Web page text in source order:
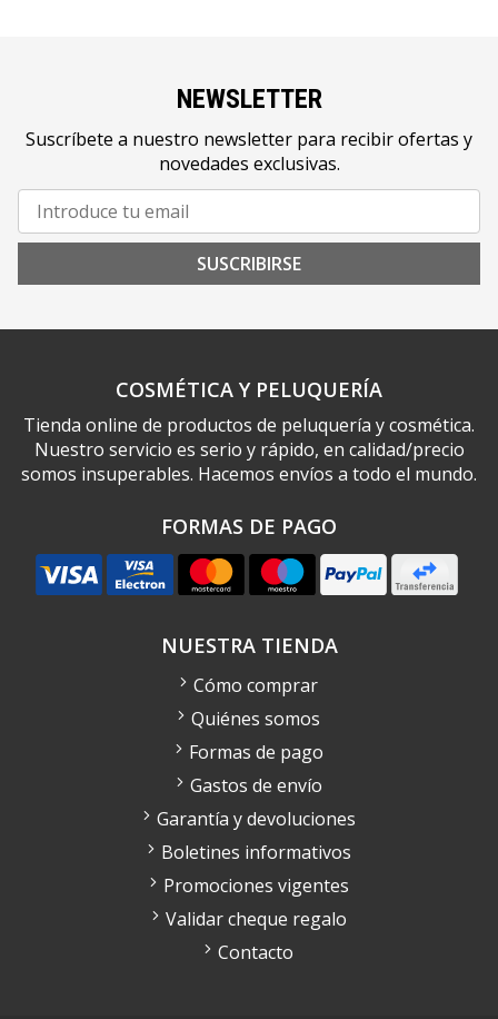
NEWSLETTER
Suscríbete a nuestro newsletter para recibir ofertas y
novedades exclusivas.
SUSCRIBIRSE
COSMÉTICA Y PELUQUERÍA
Tienda online de productos de peluquería y cosmética.
Nuestro servicio es serio y rápido, en calidad/precio
somos insuperables. Hacemos envíos a todo el mundo.
FORMAS DE PAGO
NUESTRA TIENDA
Cómo comprar
Quiénes somos
Formas de pago
Gastos de envío
Garantía y devoluciones
Boletines informativos
Promociones vigentes
Validar cheque regalo
Contacto